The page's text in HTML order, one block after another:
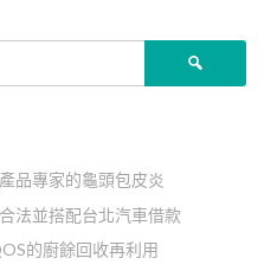
品專家的龜頭包皮炎
法並搭配台北汽車借款
的廚餘回收再利用